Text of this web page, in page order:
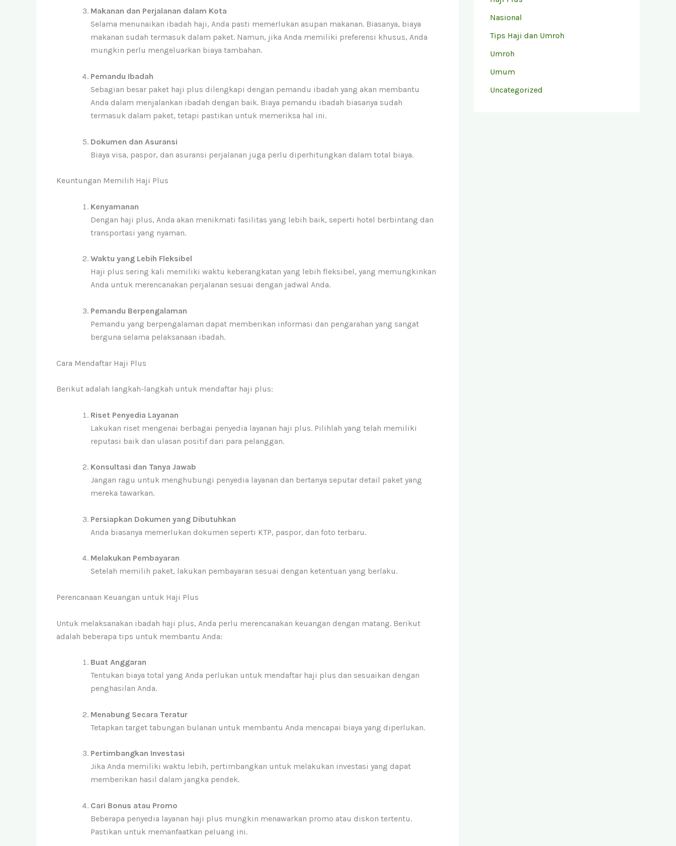
Makanan dan Perjalanan dalam Kota
Selama menunaikan ibadah haji, Anda pasti memerlukan asupan makanan. Biasanya, biaya
makanan sudah termasuk dalam paket. Namun, jika Anda memiliki preferensi khusus, Anda
mungkin perlu mengeluarkan biaya tambahan.
Pemandu Ibadah
Sebagian besar paket haji plus dilengkapi dengan pemandu ibadah yang akan membantu
Anda dalam menjalankan ibadah dengan baik. Biaya pemandu ibadah biasanya sudah
termasuk dalam paket, tetapi pastikan untuk memeriksa hal ini.
Dokumen dan Asuransi
Biaya visa, paspor, dan asuransi perjalanan juga perlu diperhitungkan dalam total biaya.
Keuntungan Memilih Haji Plus
Kenyamanan
Dengan haji plus, Anda akan menikmati fasilitas yang lebih baik, seperti hotel berbintang dan
transportasi yang nyaman.
Waktu yang Lebih Fleksibel
Haji plus sering kali memiliki waktu keberangkatan yang lebih fleksibel, yang memungkinkan
Anda untuk merencanakan perjalanan sesuai dengan jadwal Anda.
Pemandu Berpengalaman
Pemandu yang berpengalaman dapat memberikan informasi dan pengarahan yang sangat
berguna selama pelaksanaan ibadah.
Cara Mendaftar Haji Plus
Berikut adalah langkah-langkah untuk mendaftar haji plus:
Riset Penyedia Layanan
Lakukan riset mengenai berbagai penyedia layanan haji plus. Pilihlah yang telah memiliki
reputasi baik dan ulasan positif dari para pelanggan.
Konsultasi dan Tanya Jawab
Jangan ragu untuk menghubungi penyedia layanan dan bertanya seputar detail paket yang
mereka tawarkan.
Persiapkan Dokumen yang Dibutuhkan
Anda biasanya memerlukan dokumen seperti KTP, paspor, dan foto terbaru.
Melakukan Pembayaran
Setelah memilih paket, lakukan pembayaran sesuai dengan ketentuan yang berlaku.
Perencanaan Keuangan untuk Haji Plus
Untuk melaksanakan ibadah haji plus, Anda perlu merencanakan keuangan dengan matang. Berikut
adalah beberapa tips untuk membantu Anda:
Buat Anggaran
Tentukan biaya total yang Anda perlukan untuk mendaftar haji plus dan sesuaikan dengan
penghasilan Anda.
Menabung Secara Teratur
Tetapkan target tabungan bulanan untuk membantu Anda mencapai biaya yang diperlukan.
Pertimbangkan Investasi
Jika Anda memiliki waktu lebih, pertimbangkan untuk melakukan investasi yang dapat
memberikan hasil dalam jangka pendek.
Cari Bonus atau Promo
Beberapa penyedia layanan haji plus mungkin menawarkan promo atau diskon tertentu.
Pastikan untuk memanfaatkan peluang ini.
Nasional
Tips Haji dan Umroh
Umroh
Umum
Uncategorized